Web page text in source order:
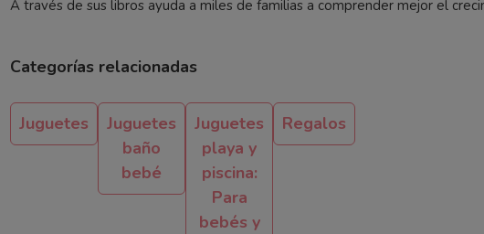
A través de sus libros ayuda a miles de familias a comprender mejor el
Categorías relacionadas
Juguetes
Juguetes
baño
bebé
Juguetes
playa y
piscina:
Para
bebés y
Regalos